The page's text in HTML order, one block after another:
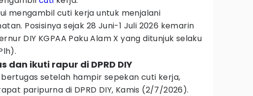
mengambil cuti kerja untuk menjalani
Posisinya sejak 28 Juni-1 Juli 2026 kemarin
DIY KGPAA Paku Alam X yang ditunjuk selaku
dan ikuti rapur di DPRD DIY
setelah hampir sepekan cuti kerja,
paripurna di DPRD DIY, Kamis (2/7/2026).